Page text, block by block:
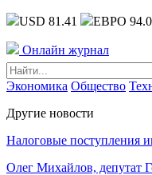
USD 81.41 ЕВРО
Онлайн журнал
Экономика Общество
Другие новости
Налоговые поступления
Олег Михайлов, депутат